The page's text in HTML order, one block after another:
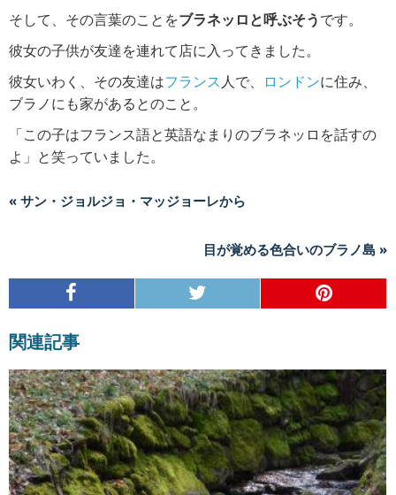
そして、その言葉のことをブラネッロと呼ぶそうです。
彼女の子供が友達を連れて店に入ってきました。
彼女いわく、その友達はフランス人で、 ロンドンに住み、
ブラノにも家があるとのこと。
「この子はフランス語と英語なまりのブラネッロを話すの
よ」と笑っていました。
« サン・ジョルジョ・マッジョーレから
目が覚める色合いのブラノ島 »
関連記事